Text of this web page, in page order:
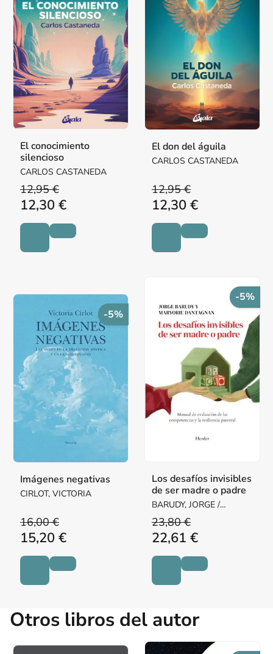
El conocimiento
silencioso
CARLOS CASTANEDA
12,95 €
12,30 €
El don del águila
CARLOS CASTANEDA
12,95 €
12,30 €
-5%
Imágenes negativas
CIRLOT, VICTORIA
16,00 €
15,20 €
-5%
Los desafíos invisibles
de ser madre o padre
BARUDY, JORGE /
DANTAGNAN, MARYORIE
23,80 €
22,61 €
Otros libros del autor